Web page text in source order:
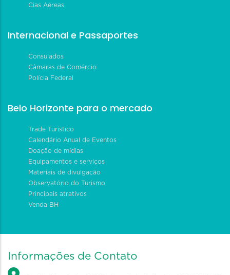
Cias Aéreas
Internacional e Passaportes
Consulados
Câmaras de Comércio
Polícia Federal
Belo Horizonte para o mercado
Trade Turístico
Calendário Anual de Eventos
Doação de mídias
Equipamentos e serviços
Materiais de divulgação
Observatório do Turismo
Principais atrativos
Venda BH
Informações de Contato